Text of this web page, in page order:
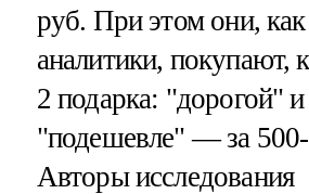
руб. При этом они,
аналитики, покупают,
2 подарка: "дорогой" и
"подешевле" — за
Авторы исследования